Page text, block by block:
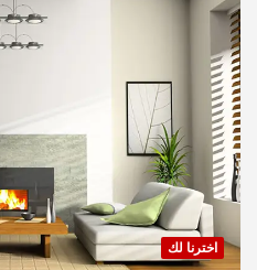
اخترنا لك